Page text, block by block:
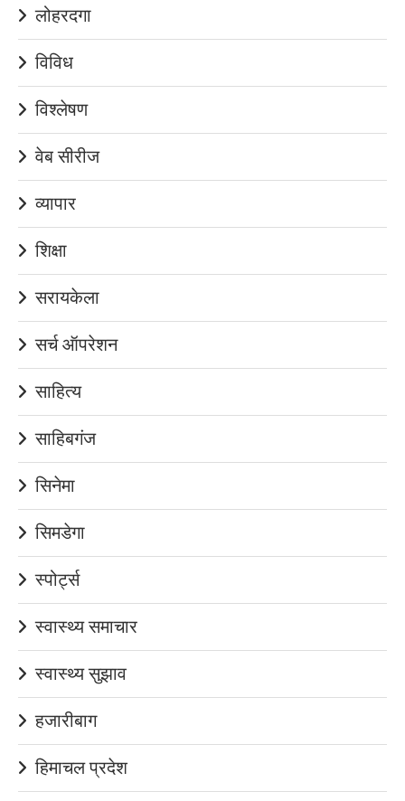
लोहरदगा
विविध
विश्लेषण
वेब सीरीज
व्यापार
शिक्षा
सरायकेला
सर्च ऑपरेशन
साहित्य
साहिबगंज
सिनेमा
सिमडेगा
स्पोर्ट्स
स्वास्थ्य समाचार
स्वास्थ्य सुझाव
हजारीबाग
हिमाचल प्रदेश